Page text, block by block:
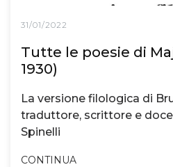
31/01/2022
Tutte le poesie di
1930)
La versione filologica di
traduttore, scrittore e
Spinelli
CONTINUA